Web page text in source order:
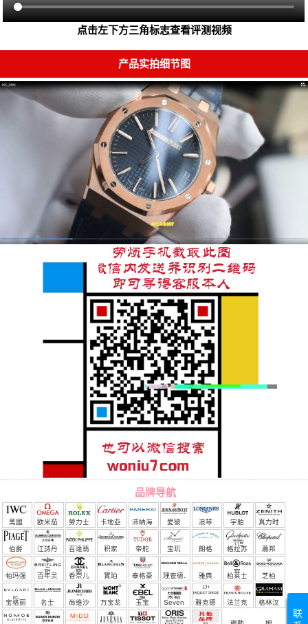
点击左下方三角标志查看评测视频
产品实拍细节图
品牌导航
萬國 欧米茄 勞力士 卡地亞 沛納海 愛彼 浪琴 宇舶
（恒
宝）
真力时
伯爵 江詩丹
頓
百達翡
麗
积家 帝舵 宝玑 朗格 格拉苏
蒂
蕭邦
帕玛强
尼
百年灵 香奈儿 寶珀 泰格豪
雅
理查德.
米勒
雅典 柏莱士 芝柏
宝格丽 名士 尚维沙 万宝龙 玉宝 Seven 雅克德 法兰克 格林汉
联